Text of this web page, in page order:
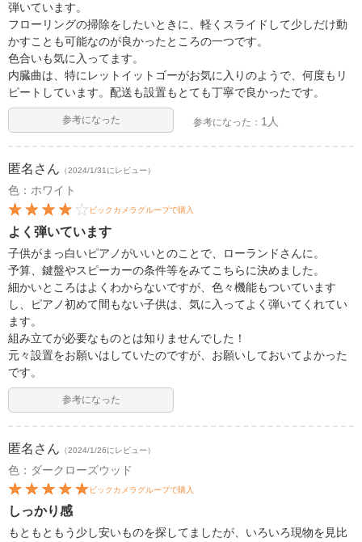
弾いています。
フローリングの掃除をしたいときに、軽くスライドして少しだけ動
かすことも可能なのが良かったところの一つです。
色合いも気に入ってます。
内臓曲は、特にレットイットゴーがお気に入りのようで、何度もリ
ピートしています。配送も設置もとても丁寧で良かったです。
参考になった 参考になった： 1人
匿名 さん （2024/1/31にレビュー）
色：ホワイト
ビックカメラグループで購入
よく弾いています
子供がまっ白いピアノがいいとのことで、ローランドさんに。
予算、鍵盤やスピーカーの条件等をみてこちらに決めました。
細かいところはよくわからないですが、色々機能もついています
し、ピアノ初めて間もない子供は、気に入ってよく弾いてくれてい
ます。
組み立てが必要なものとは知りませんでした！
元々設置をお願いはしていたのですが、お願いしておいてよかった
です。
参考になった
匿名 さん （2024/1/26にレビュー）
色：ダークローズウッド
ビックカメラグループで購入
しっかり感
もともともう少し安いものを探してましたが、いろいろ現物を見比